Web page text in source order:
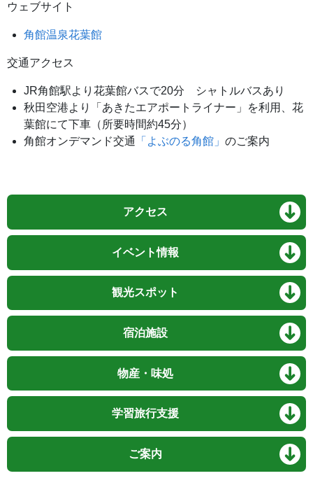
ウェブサイト
角館温泉花葉館
交通アクセス
JR角館駅より花葉館バスで20分 シャトルバスあり
秋田空港より「あきたエアポートライナー」を利用、花
葉館にて下車（所要時間約45分）
角館オンデマンド交通
「よぶのる角館」 のご案内
アクセス
イベント情報
観光スポット
宿泊施設
物産・味処
学習旅行支援
ご案内